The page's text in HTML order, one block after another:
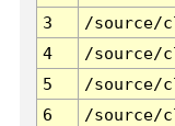
3 /source/
4
/source/
5
/source/
6
/source/